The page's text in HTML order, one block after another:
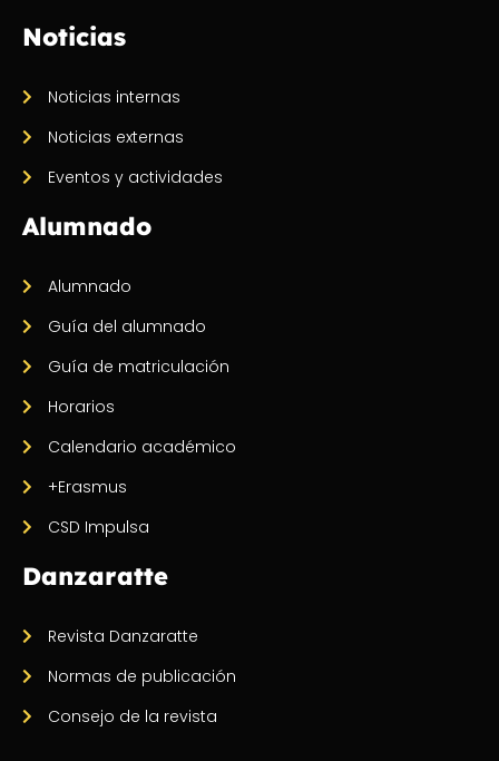
Noticias
Noticias internas
Noticias externas
Eventos y actividades
Alumnado
Alumnado
Guía del alumnado
Guía de matriculación
Horarios
Calendario académico
+Erasmus
CSD Impulsa
Danzaratte
Revista Danzaratte
Normas de publicación
Consejo de la revista